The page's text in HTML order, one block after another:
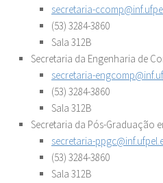
secretaria-
(53) 3284-3860
Sala 312B
Secretaria da Engenharia de
secretaria-
(53) 3284-3860
Sala 312B
Secretaria da Pós-Graduação
secretaria-
(53) 3284-3860
Sala 312B